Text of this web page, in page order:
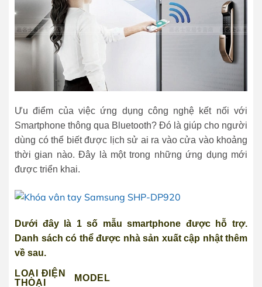
Ưu điểm của việc ứng dụng công nghệ kết nối với
Smartphone thông qua Bluetooth? Đó là giúp cho người
dùng có thể biết được lịch sử ai ra vào cửa vào khoảng
thời gian nào. Đây là một trong những ứng dụng mới
được triển khai.
Dưới đây là 1 số mẫu smartphone được hỗ trợ.
Danh sách có thể được nhà sản xuất cập nhật thêm
về sau.
LOẠI ĐIỆN
THOẠI
MODEL